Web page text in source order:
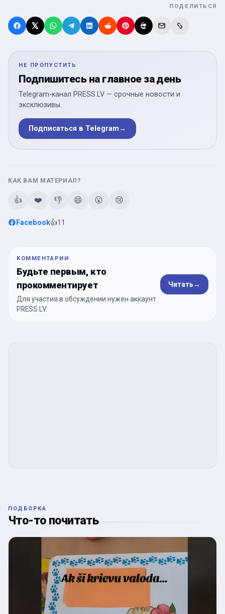
ПОДЕЛИТЬСЯ
НЕ ПРОПУСТИТЬ
Подпишитесь на главное за день
Telegram-канал PRESS.LV — срочные новости и
эксклюзивы.
Подписаться в Telegram→
КАК ВАМ МАТЕРИАЛ?
👍 ❤️ 👎 😄 😮 😢
Facebook👍11
КОММЕНТАРИИ
Будьте первым, кто
прокомментирует
Для участия в обсуждении нужен аккаунт
PRESS.LV.
Читать→
ПОДБОРКА
Что-то почитать